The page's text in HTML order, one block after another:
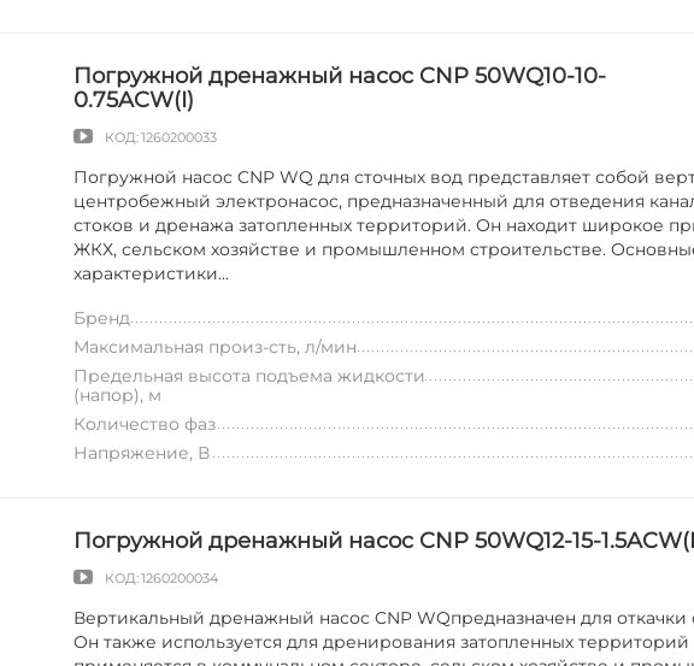
Погружной дренажный насос CNP 50WQ10-10-
0.75ACW(I)
КОД:1260200033
Погружной насос CNP WQ для сточных вод представляет собой
центробежный электронасос, предназначенный для отведения
стоков и дренажа затопленных территорий. Он находит широкое
ЖКХ, сельском хозяйстве и промышленном строительстве.
характеристики...
Бренд
Максимальная произ-сть, л/мин
Предельная высота подъема жидкости
(напор), м
Количество фаз
Напряжение, В
Погружной дренажный насос CNP 50WQ12-15-
КОД:1260200034
Вертикальный дренажный насос CNP WQпредназначен для откачки
Он также используется для дренирования затопленных территорий